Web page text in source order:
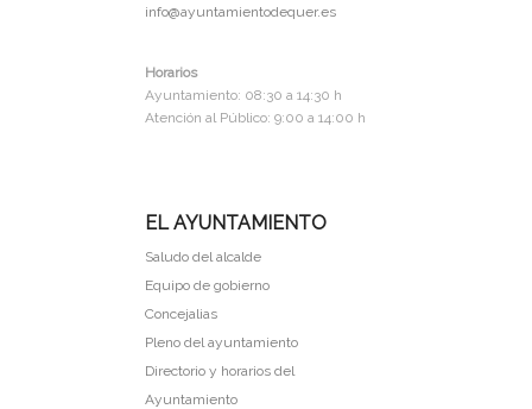
info@ayuntamientodequer.es
Horarios
Ayuntamiento: 08:30 a 14:30 h
Atención al Público: 9:00 a 14:00 h
EL AYUNTAMIENTO
Saludo del alcalde
Equipo de gobierno
Concejalias
Pleno del ayuntamiento
Directorio y horarios del
Ayuntamiento